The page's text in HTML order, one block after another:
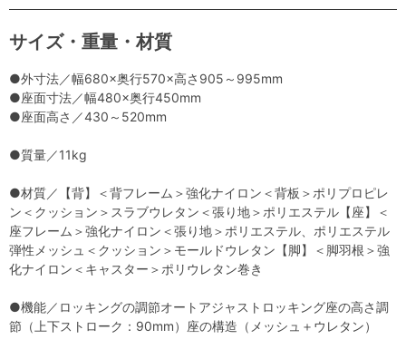
サイズ・重量・材質
●外寸法／幅680×奥行570×高さ905～995mm
●座面寸法／幅480×奥行450mm
●座面高さ／430～520mm
●質量／11kg
●材質／【背】＜背フレーム＞強化ナイロン＜背板＞ポリプロピレ
ン＜クッション＞スラブウレタン＜張り地＞ポリエステル【座】＜
座フレーム＞強化ナイロン＜張り地＞ポリエステル、ポリエステル
弾性メッシュ＜クッション＞モールドウレタン【脚】＜脚羽根＞強
化ナイロン＜キャスター＞ポリウレタン巻き
●機能／ロッキングの調節オートアジャストロッキング座の高さ調
節（上下ストローク：90mm）座の構造（メッシュ＋ウレタン）